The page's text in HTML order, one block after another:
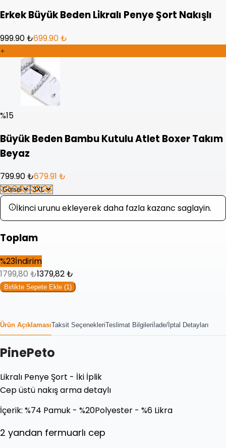
Erkek Büyük Beden Likralı Penye Şort Nakışlı
999.90 ₺699.90 ₺
%15
Büyük Beden Bambu Kutulu Atlet Boxer Takım
Beyaz
799.90 ₺679.91 ₺
İkinci urunu ekleyerek daha fazla kazanc saglayin.
Toplam
%23İndirim
1799,80 ₺1379,82₺
Birlikte Sepete Ekle (1 )
Ürün AçıklamasıTaksit SeçenekleriTeslimat Bilgileri İade/İptal Detayları
PinePeto
Likralı Penye Şort - İki İplik
Cep üstü nakış arma detaylı
İçerik: %74 Pamuk - %20Polyester - %6 Likra
2 yandan fermuarlı cep